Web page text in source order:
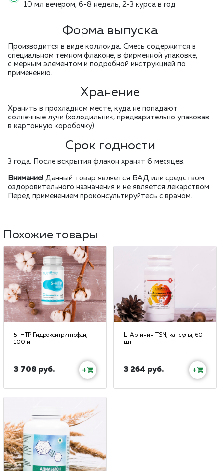
10 мл вечером, 6-8 недель, 2-3 курса в год
Форма выпуска
Производится в виде коллоида. Смесь содержится в
специальном темном флаконе, в фирменной упаковке,
с мерным элементом и подробной инструкцией по
применению.
Хранение
Хранить в прохладном месте, куда не попадают
солнечные лучи (холодильник, предварительно упаковав
в картонную коробочку).
Срок годности
3 года. После вскрытия флакон хранят 6 месяцев.
Внимание! Данный товар является БАД или средством
оздоровительного назначения и не является лекарством.
Перед применением проконсультируйтесь с врачом.
Похожие товары
5-HTP Гидрокситриптофан,
100 мг
3 708 руб. +
L-Аргинин TSN, капсулы, 60
шт
3 264 руб. +